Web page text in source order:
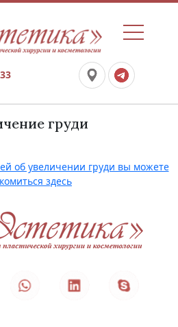
груди
об увеличении груди вы можете
здесь